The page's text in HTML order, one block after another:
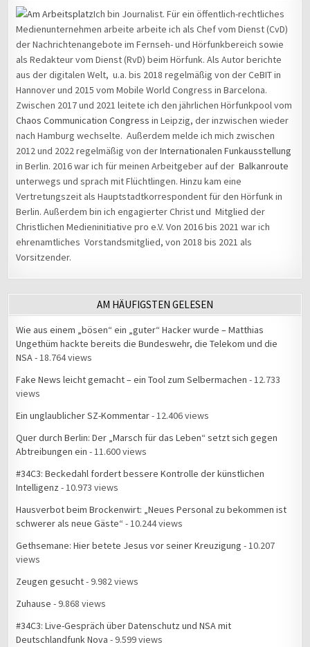
Ich bin Journalist. Für ein öffentlich-rechtliches
Medienunternehmen arbeite arbeite ich als Chef vom Dienst (CvD)
der Nachrichtenangebote im Fernseh- und Hörfunkbereich sowie
als Redakteur vom Dienst (RvD) beim Hörfunk. Als Autor berichte
aus der digitalen Welt, u.a. bis 2018 regelmäßig von der CeBIT in
Hannover und 2015 vom Mobile World Congress in Barcelona.
Zwischen 2017 und 2021 leitete ich den jährlichen Hörfunkpool vom
Chaos Communication Congress in Leipzig, der inzwischen wieder
nach Hamburg wechselte. Außerdem melde ich mich zwischen
2012 und 2022 regelmäßig von derInternationalen Funkausstellung
in Berlin. 2016 war ich für meinen Arbeitgeber auf derBalkanroute
unterwegs und sprach mit Flüchtlingen. Hinzu kam eine
Vertretungszeit als Hauptstadtkorrespondent für den Hörfunk in
Berlin. Außerdem bin ich engagierter Christ und Mitglied der
Christlichen Medieninitiative pro e.V. Von 2016 bis 2021 war ich
ehrenamtliches Vorstandsmitglied, von 2018 bis 2021 als
Vorsitzender.
AM HÄUFIGSTEN GELESEN
Wie aus einem „bösen“ ein „guter“ Hacker wurde – Matthias
Ungethüm hackte bereits die Bundeswehr, die Telekom und die
NSA- 18.764 views
Fake News leicht gemacht – ein Tool zum Selbermachen - 12.733
views
Ein unglaublicher SZ-Kommentar- 12.406 views
Quer durch Berlin: Der „Marsch für das Leben“ setzt sich gegen
Abtreibungen ein - 11.600 views
#34C3: Beckedahl fordert bessere Kontrolle der künstlichen
Intelligenz - 10.973 views
Hausverbot beim Brockenwirt: „Neues Personal zu bekommen ist
schwerer als neue Gäste“ - 10.244 views
Gethsemane: Hier betete Jesus vor seiner Kreuzigung - 10.207
views
Zeugen gesucht- 9.982 views
Zuhause - 9.868 views
#34C3: Live-Gespräch über Datenschutz und NSA mit
Deutschlandfunk Nova - 9.599 views